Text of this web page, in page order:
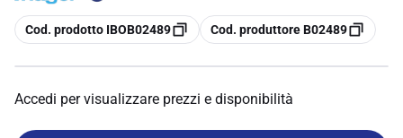
copia
Cod. prodotto IBOB02489 copia
Cod. produttore B02489
Accedi per visualizzare prezzi e disponibilità